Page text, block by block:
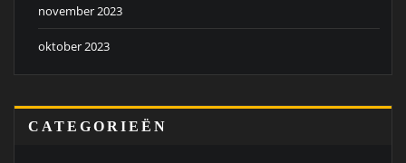
november 2023
oktober 2023
CATEGORIEËN